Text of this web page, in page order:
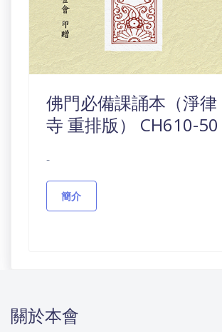
佛門必備課誦本（淨律
寺 重排版） CH610-50
-
簡介
關於本會